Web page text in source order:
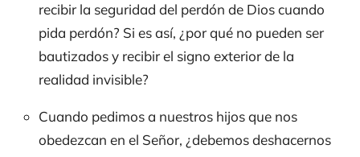
recibir la seguridad del perdón de Dios cuando
pida perdón? Si es así, ¿por qué no pueden ser
bautizados y recibir el signo exterior de la
realidad invisible?
Cuando pedimos a nuestros hijos que nos
obedezcan en el Señor, ¿debemos deshacernos